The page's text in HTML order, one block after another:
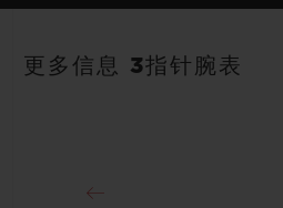
约48小时
表带
更多信息 3指针腕表